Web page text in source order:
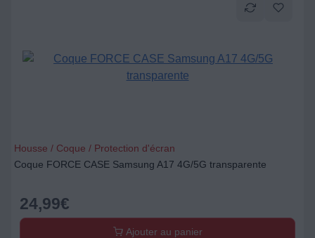
Housse / Coque / Protection d'écran
Coque FORCE CASE Samsung A17 4G/5G transparente
24,99€
Ajouter au panier